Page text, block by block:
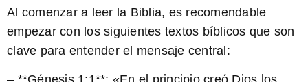
Al comenzar a leer la Biblia, es recomendable
empezar con los siguientes textos bíblicos que son
clave para entender el mensaje central: